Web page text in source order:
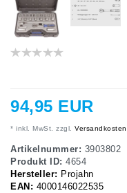
94,95 EUR
* inkl. MwSt. zzgl. Versandkosten
Artikelnummer: 3903802
Produkt ID: 4654
Hersteller: Projahn
EAN: 4000146022535